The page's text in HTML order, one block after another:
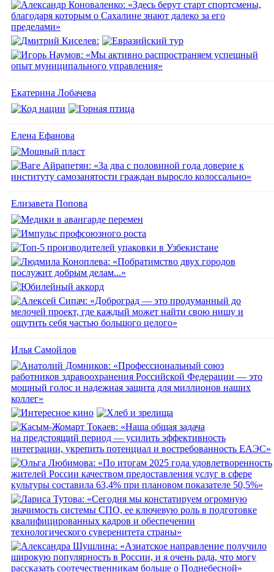
Екатерина Лобачева
Елена Ефанова
Елизавета Попова
Илья Самойлов